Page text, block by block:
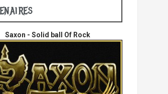
Saxon - Solid ball Of Rock